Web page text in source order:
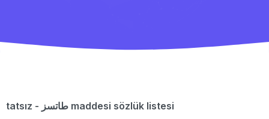
tatsız - طاتسز maddesi sözlük listesi